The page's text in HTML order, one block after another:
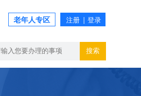
老年人专区
搜索